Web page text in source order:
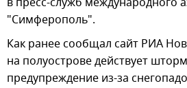
"Симферополь".
Как ранее сообщал сайт РИА
на полуострове действует
предупреждение из-за